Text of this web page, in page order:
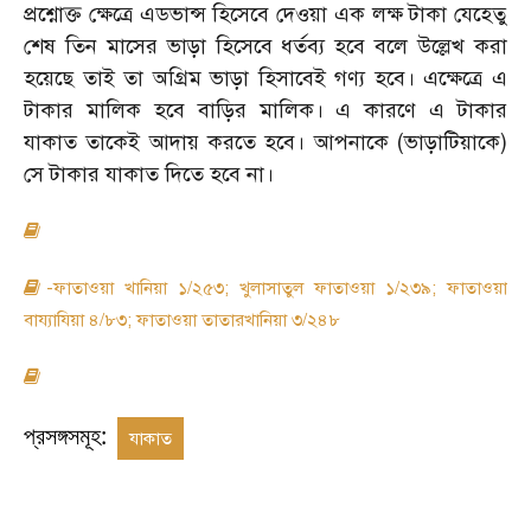
প্রশ্নোক্ত ক্ষেত্রে এডভান্স হিসেবে দেওয়া এক লক্ষ টাকা যেহেতু
শেষ তিন মাসের ভাড়া হিসেবে ধর্তব্য হবে বলে উল্লেখ করা
হয়েছে তাই তা অগ্রিম ভাড়া হিসাবেই গণ্য হবে। এক্ষেত্রে এ
টাকার মালিক হবে বাড়ির মালিক। এ কারণে এ টাকার
যাকাত তাকেই আদায় করতে হবে। আপনাকে (ভাড়াটিয়াকে)
সে টাকার যাকাত দিতে হবে না।
-ফাতাওয়া খানিয়া ১/২৫৩; খুলাসাতুল ফাতাওয়া ১/২৩৯; ফাতাওয়া
বায্যাযিয়া ৪/৮৩; ফাতাওয়া তাতারখানিয়া ৩/২৪৮
প্রসঙ্গসমূহ: যাকাত